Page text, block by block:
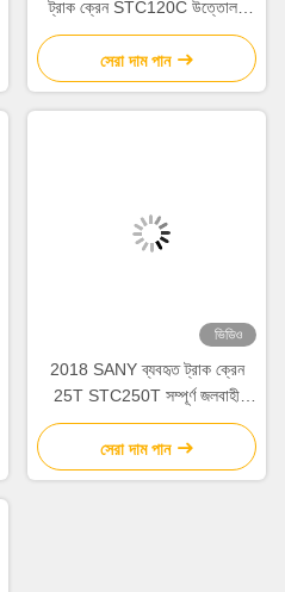
ট্রাক ক্রেন STC120C উত্তোলন
সরঞ্জাম 2020
সেরা দাম পান
ভিডিও
2018 SANY ব্যবহৃত ট্রাক ক্রেন
25T STC250T সম্পূর্ণ জলবাহী
মোবাইল ক্রেন উত্তোলন যন্ত্রপাতি
সেরা দাম পান